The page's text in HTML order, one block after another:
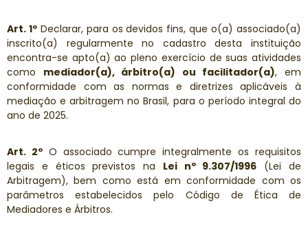
Art. 1ºDeclarar, para os devidos fins, que o(a) associado(a)
inscrito(a) regularmente no cadastro desta instituição
encontra-se apto(a) ao pleno exercício de suas atividades
como mediador(a), árbitro(a) ou facilitador(a), em
conformidade com as normas e diretrizes aplicáveis à
mediação e arbitragem no Brasil, para o período integral do
ano de 2025.
Art. 2ºO associado cumpre integralmente os requisitos
legais e éticos previstos na Lei nº 9.307/1996 (Lei de
Arbitragem), bem como está em conformidade com os
parâmetros estabelecidos pelo Código de Ética de
Mediadores e Árbitros.